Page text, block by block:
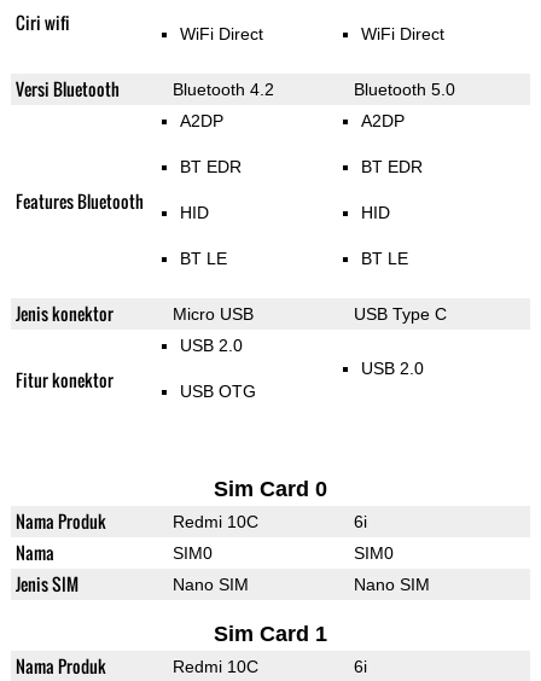
Ciri wifi WiFi Direct WiFi Direct
Versi Bluetooth Bluetooth 4.2 Bluetooth 5.0
Features Bluetooth
A2DP
BT EDR
HID
BT LE
A2DP
BT EDR
HID
BT LE
Jenis konektor Micro USB USB Type C
Fitur konektor
USB 2.0
USB OTG
USB 2.0
Sim Card 0
Nama Produk Redmi 10C 6i
Nama SIM0 SIM0
Jenis SIM Nano SIM Nano SIM
Sim Card 1
Nama Produk Redmi 10C 6i